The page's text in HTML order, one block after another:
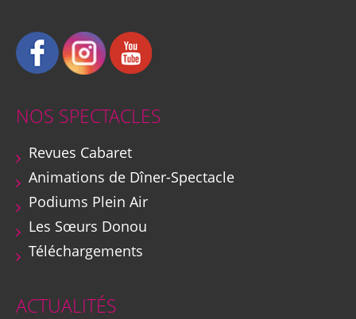
NOS SPECTACLES
Revues Cabaret
Animations de Dîner-Spectacle
Podiums Plein Air
Les Sœurs Donou
Téléchargements
ACTUALITÉS